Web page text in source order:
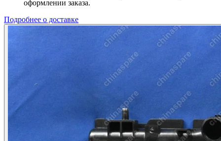
оформлении заказа.
Подробнее о доставке